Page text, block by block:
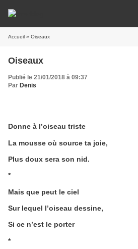
Accueil » Oiseaux
Oiseaux
Publié le 21/01/2018 à 09:37
Par Denis
Donne à l’oiseau triste
La mousse où source ta joie,
Plus doux sera son nid.
*
Mais que peut le ciel
Sur lequel l’oiseau dessine,
Si ce n’est le porter
*